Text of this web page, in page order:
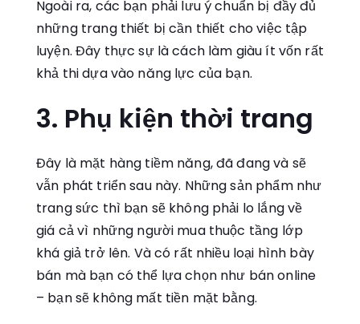
Ngoài ra, các bạn phải lưu ý chuẩn bị đầy đủ
những trang thiết bị cần thiết cho việc tập
luyện. Đây thực sự là cách làm giàu ít vốn rất
khả thi dựa vào năng lực của bạn.
3. Phụ kiện thời trang
Đây là mặt hàng tiềm năng, đã đang và sẽ
vẫn phát triển sau này. Những sản phẩm như
trang sức thì bạn sẽ không phải lo lắng về
giá cả vì những người mua thuộc tầng lớp
khá giả trở lên. Và có rất nhiều loại hình bày
bán mà bạn có thể lựa chọn như bán online
– bạn sẽ không mất tiền mặt bằng.